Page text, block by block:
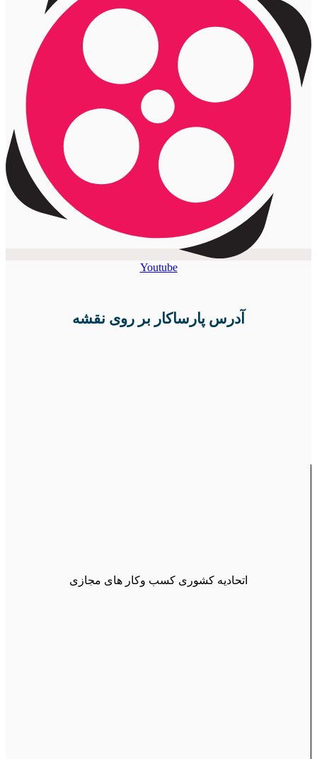
Youtube
آدرس پارساکار بر روی نقشه
اتحادیه کشوری کسب وکار های مجازی